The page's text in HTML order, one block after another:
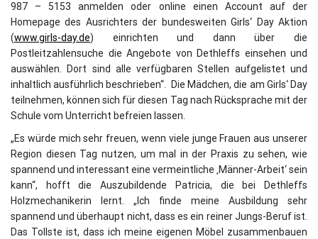
987 – 5153 anmelden oder online einen Account auf der
Homepage des Ausrichters der bundesweiten Girls‘ Day Aktion
(www.girls-day.de) einrichten und dann über die
Postleitzahlensuche die Angebote von Dethleffs einsehen und
auswählen. Dort sind alle verfügbaren Stellen aufgelistet und
inhaltlich ausführlich beschrieben“. Die Mädchen, die am Girls‘ Day
teilnehmen, können sich für diesen Tag nach Rücksprache mit der
Schule vom Unterricht befreien lassen.
„Es würde mich sehr freuen, wenn viele junge Frauen aus unserer
Region diesen Tag nutzen, um mal in der Praxis zu sehen, wie
spannend und interessant eine vermeintliche ‚Männer-Arbeit‘ sein
kann“, hofft die Auszubildende Patricia, die bei Dethleffs
Holzmechanikerin lernt. „Ich finde meine Ausbildung sehr
spannend und überhaupt nicht, dass es ein reiner Jungs-Beruf ist.
Das Tollste ist, dass ich meine eigenen Möbel zusammenbauen